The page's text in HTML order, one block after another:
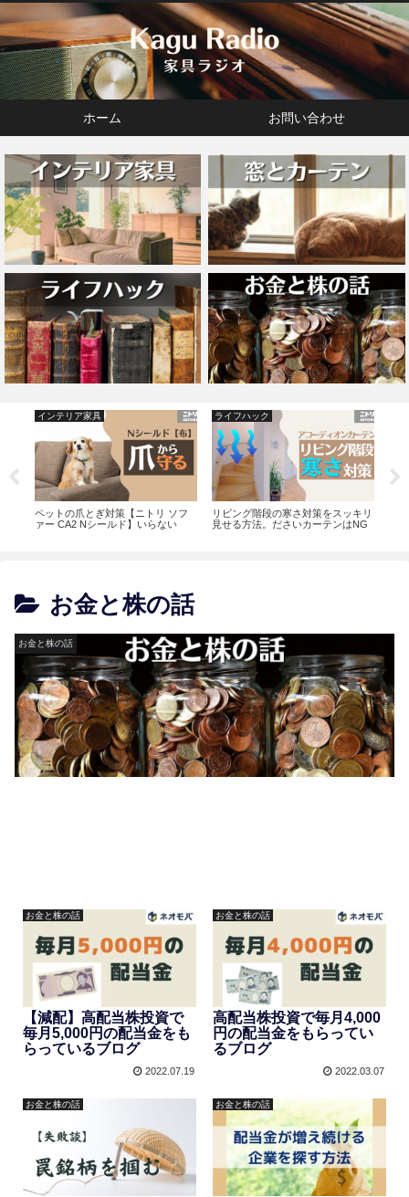
ホーム お問い合わせ
ライフハック
リビング階段の寒さ対策をスッキリ
見せる方法。ださいカーテンはNG
インテリア家具
ニトリで家具の引き取りサービスを
利用するときの注意点
お金と株の話
お金と株の話
お金と株の話
【減配】高配当株投資で
毎月5,000円の配当金をも
らっているブログ
2022.07.19
お金と株の話
高配当株投資で毎月4,000
円の配当金をもらってい
るブログ
2022.03.07
お金と株の話 お金と株の話